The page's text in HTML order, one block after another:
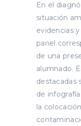
En el
situación
evidencias
panel
de una
alumnado.
destacadas
de
la